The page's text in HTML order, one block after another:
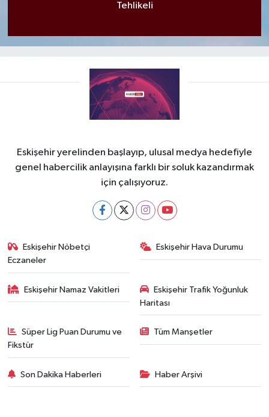
Tehlikeli
Eskişehir yerelinden başlayıp, ulusal medya hedefiyle
genel habercilik anlayışına farklı bir soluk kazandırmak
için çalışıyoruz.
Eskişehir Nöbetçi
Eczaneler
Eskişehir Hava Durumu
Eskişehir Namaz Vakitleri
Eskişehir Trafik Yoğunluk
Haritası
Süper Lig Puan Durumu ve
Fikstür
Tüm Manşetler
Son Dakika Haberleri Haber Arşivi